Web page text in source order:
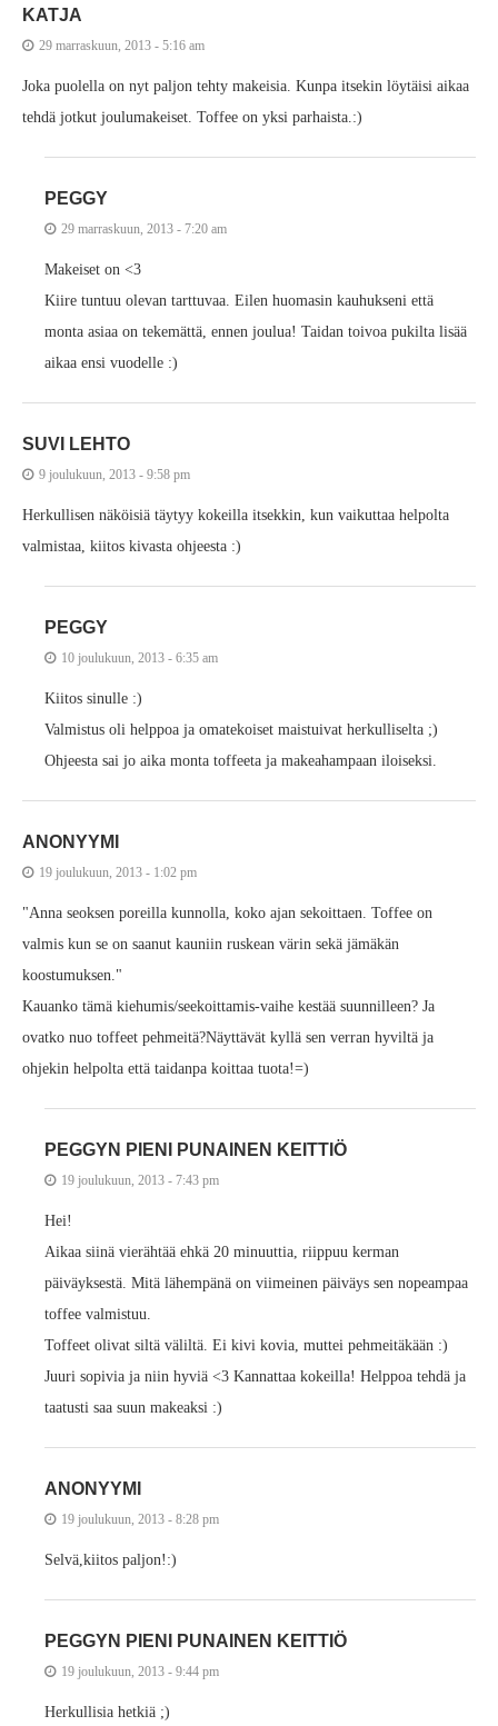
KATJA
29 marraskuun, 2013 - 5:16 am
Joka puolella on nyt paljon tehty makeisia. Kunpa itsekin löytäisi aikaa
tehdä jotkut joulumakeiset. Toffee on yksi parhaista.:)
PEGGY
29 marraskuun, 2013 - 7:20 am
Makeiset on <3
Kiire tuntuu olevan tarttuvaa. Eilen huomasin kauhukseni että
monta asiaa on tekemättä, ennen joulua! Taidan toivoa pukilta lisää
aikaa ensi vuodelle :)
SUVI LEHTO
9 joulukuun, 2013 - 9:58 pm
Herkullisen näköisiä täytyy kokeilla itsekkin, kun vaikuttaa helpolta
valmistaa, kiitos kivasta ohjeesta :)
PEGGY
10 joulukuun, 2013 - 6:35 am
Kiitos sinulle :)
Valmistus oli helppoa ja omatekoiset maistuivat herkulliselta ;)
Ohjeesta sai jo aika monta toffeeta ja makeahampaan iloiseksi.
ANONYYMI
19 joulukuun, 2013 - 1:02 pm
"Anna seoksen poreilla kunnolla, koko ajan sekoittaen. Toffee on
valmis kun se on saanut kauniin ruskean värin sekä jämäkän
koostumuksen."
Kauanko tämä kiehumis/seekoittamis-vaihe kestää suunnilleen? Ja
ovatko nuo toffeet pehmeitä?Näyttävät kyllä sen verran hyviltä ja
ohjekin helpolta että taidanpa koittaa tuota!=)
PEGGYN PIENI PUNAINEN KEITTIÖ
19 joulukuun, 2013 - 7:43 pm
Hei!
Aikaa siinä vierähtää ehkä 20 minuuttia, riippuu kerman
päiväyksestä. Mitä lähempänä on viimeinen päiväys sen nopeampaa
toffee valmistuu.
Toffeet olivat siltä väliltä. Ei kivi kovia, muttei pehmeitäkään :)
Juuri sopivia ja niin hyviä <3 Kannattaa kokeilla! Helppoa tehdä ja
taatusti saa suun makeaksi :)
ANONYYMI
19 joulukuun, 2013 - 8:28 pm
Selvä,kiitos paljon!:)
PEGGYN PIENI PUNAINEN KEITTIÖ
19 joulukuun, 2013 - 9:44 pm
Herkullisia hetkiä ;)